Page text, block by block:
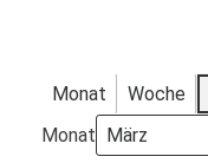
Monat Woche
Monat